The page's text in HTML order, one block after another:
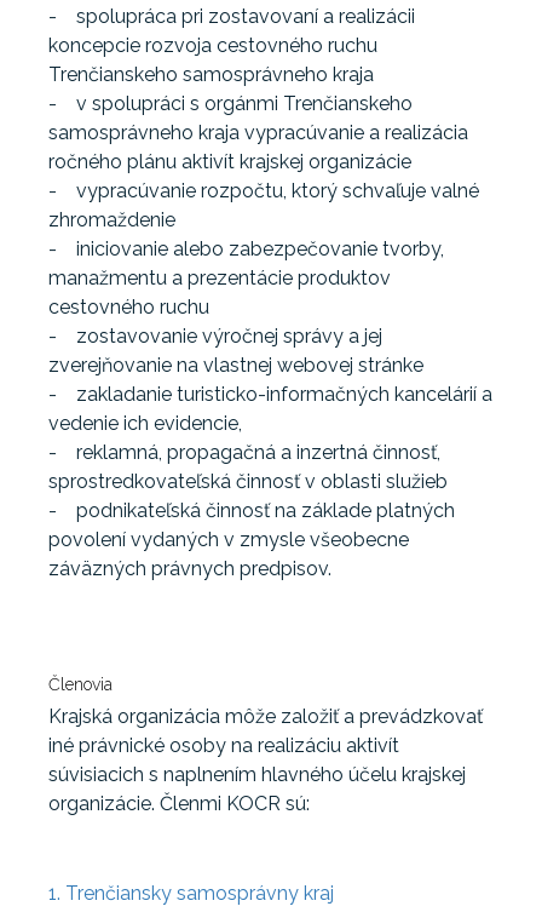
- spolupráca pri zostavovaní a realizácii
koncepcie rozvoja cestovného ruchu
Trenčianskeho samosprávneho kraja
- v spolupráci s orgánmi Trenčianskeho
samosprávneho kraja vypracúvanie a realizácia
ročného plánu aktivít krajskej organizácie
- vypracúvanie rozpočtu, ktorý schvaľuje valné
zhromaždenie
- iniciovanie alebo zabezpečovanie tvorby,
manažmentu a prezentácie produktov
cestovného ruchu
- zostavovanie výročnej správy a jej
zverejňovanie na vlastnej webovej stránke
- zakladanie turisticko-informačných kancelárií a
vedenie ich evidencie,
- reklamná, propagačná a inzertná činnosť,
sprostredkovateľská činnosť v oblasti služieb
- podnikateľská činnosť na základe platných
povolení vydaných v zmysle všeobecne
záväzných právnych predpisov.
Členovia
Krajská organizácia môže založiť a prevádzkovať
iné právnické osoby na realizáciu aktivít
súvisiacich s naplnením hlavného účelu krajskej
organizácie. Členmi KOCR sú:
1. Trenčiansky samosprávny kraj